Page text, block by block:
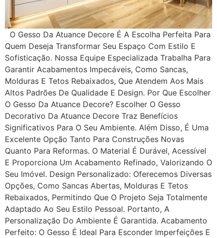
O Gesso Da Atuance Decore É A Escolha Perfeita Para
Quem Deseja Transformar Seu Espaço Com Estilo E
Sofisticação. Nossa Equipe Especializada Trabalha Para
Garantir Acabamentos Impecáveis, Como Sancas,
Molduras E Tetos Rebaixados, Que Atendem Aos Mais
Altos Padrões De Qualidade E Design. Por Que Escolher
O Gesso Da Atuance Decore? Escolher O Gesso
Decorativo Da Atuance Decore Traz Benefícios
Significativos Para O Seu Ambiente. Além Disso, É Uma
Excelente Opção Tanto Para Construções Novas
Quanto Para Reformas. O Material É Durável, Acessível
E Proporciona Um Acabamento Refinado, Valorizando O
Seu Imóvel. Design Personalizado: Oferecemos Diversas
Opções, Como Sancas Abertas, Molduras E Tetos
Rebaixados, Permitindo Que O Projeto Seja Totalmente
Adaptado Ao Seu Estilo Pessoal. Portanto, A
Personalização Do Ambiente É Garantida. Acabamento
Perfeito: O Gesso É Ideal Para Esconder Imperfeições E